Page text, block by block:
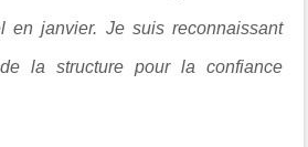
en janvier. Je suis reconnaissant
de la structure pour la confiance